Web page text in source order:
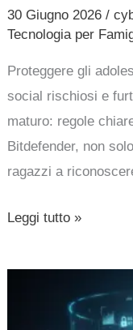
30 Giugno 2026/
Tecnologia per
Proteggere gli
social rischiosi e
maturo: regole
Bitdefender, non
ragazzi a
Leggi tutto »